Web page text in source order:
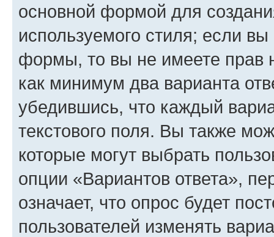
основной формой для
используемого стиля; если
формы, то вы не имеете прав
как минимум два варианта
убедившись, что каждый
текстового поля. Вы также
которые могут выбрать
опции «Вариантов ответа»,
означает, что опрос будет
пользователей изменять